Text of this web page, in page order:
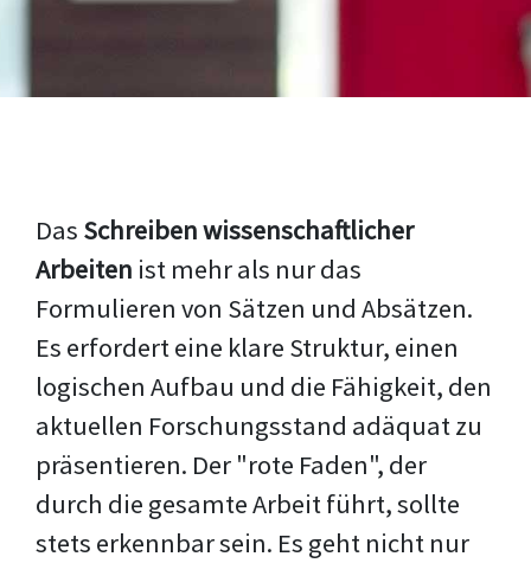
Das Schreiben wissenschaftlicher
Arbeiten ist mehr als nur das
Formulieren von Sätzen und Absätzen.
Es erfordert eine klare Struktur, einen
logischen Aufbau und die Fähigkeit, den
aktuellen Forschungsstand adäquat zu
präsentieren. Der "rote Faden", der
durch die gesamte Arbeit führt, sollte
stets erkennbar sein. Es geht nicht nur